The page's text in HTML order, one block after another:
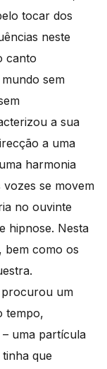
tocar dos
neste
canto
sem
a sua
a uma
harmonia
se movem
no ouvinte
hipnose. Nesta
bem como os
um
tempo,
uma partícula
que